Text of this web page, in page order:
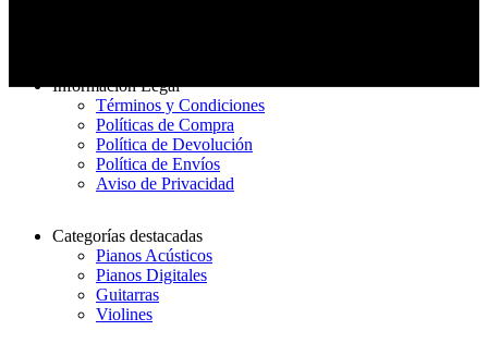
Información Legal
Términos y Condiciones
Políticas de Compra
Política de Devolución
Política de Envíos
Aviso de Privacidad
Categorías destacadas
Pianos Acústicos
Pianos Digitales
Guitarras
Violines